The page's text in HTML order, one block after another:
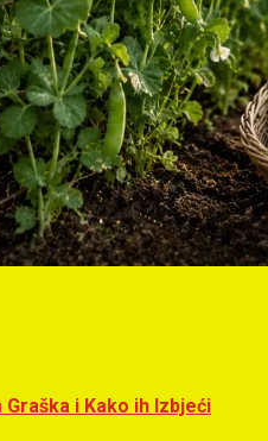
i Kako ih Izbjeći